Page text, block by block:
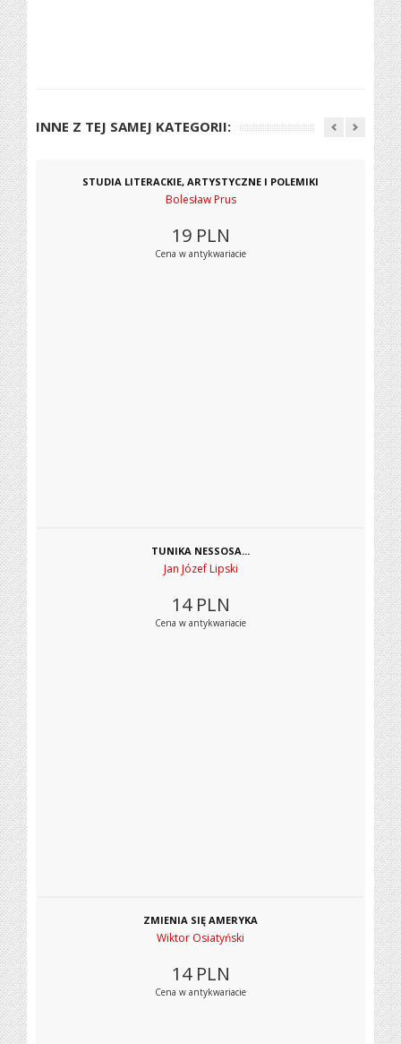
INNE Z TEJ SAMEJ KATEGORII:
STUDIA LITERACKIE, ARTYSTYCZNE I POLEMIKI
Bolesław Prus
19 PLN
Cena w antykwariacie
TUNIKA NESSOSA...
Jan Józef Lipski
14 PLN
Cena w antykwariacie
ZMIENIA SIĘ AMERYKA
Wiktor Osiatyński
14 PLN
Cena w antykwariacie